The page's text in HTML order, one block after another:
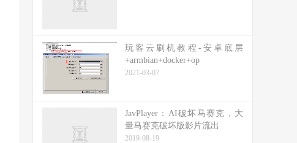
玩客云刷机教程-安卓底层
+armbian+docker+op
2021-03-07
JavPlayer：AI破坏马赛克，大
量马赛克破坏版影片流出
2019-08-19